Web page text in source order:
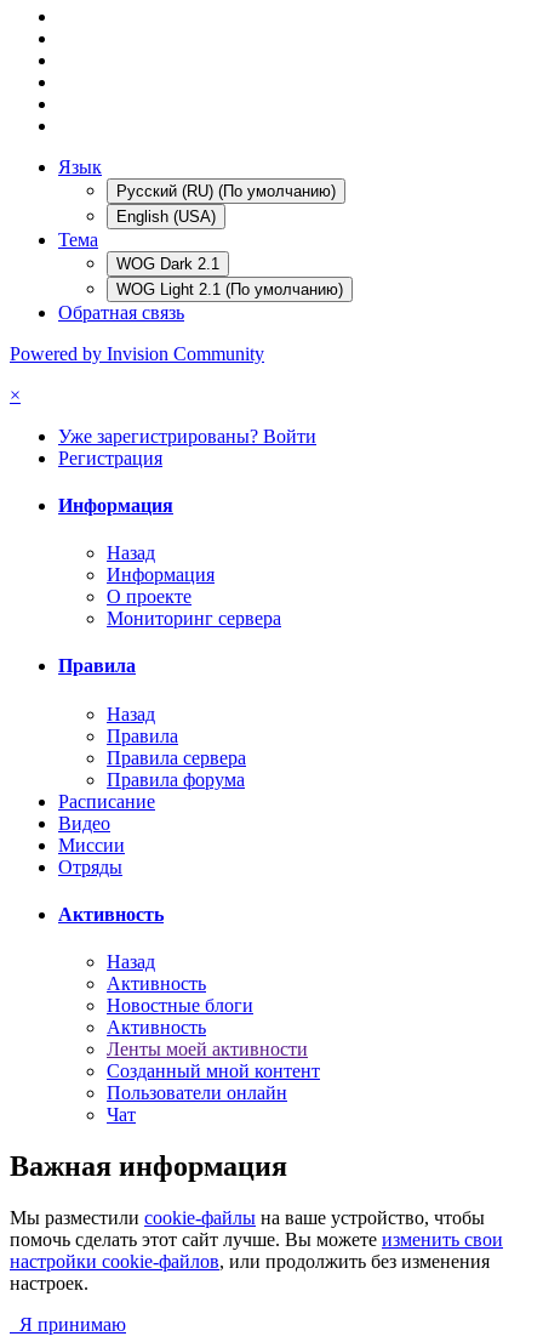
Язык
Русский (RU) (По умолчанию)
English (USA)
Тема
WOG Dark 2.1
WOG Light 2.1 (По умолчанию)
Обратная связь
Powered by Invision Community
×
Уже зарегистрированы? Войти
Регистрация
Информация
Назад
Информация
О проекте
Мониторинг сервера
Правила
Назад
Правила
Правила сервера
Правила форума
Расписание
Видео
Миссии
Отряды
Активность
Назад
Активность
Новостные блоги
Активность
Ленты моей активности
Созданный мной контент
Пользователи онлайн
Чат
Важная информация
Мы разместили cookie-файлы на ваше устройство, чтобы
помочь сделать этот сайт лучше. Вы можете изменить свои
настройки cookie-файлов, или продолжить без изменения
настроек.
Я принимаю